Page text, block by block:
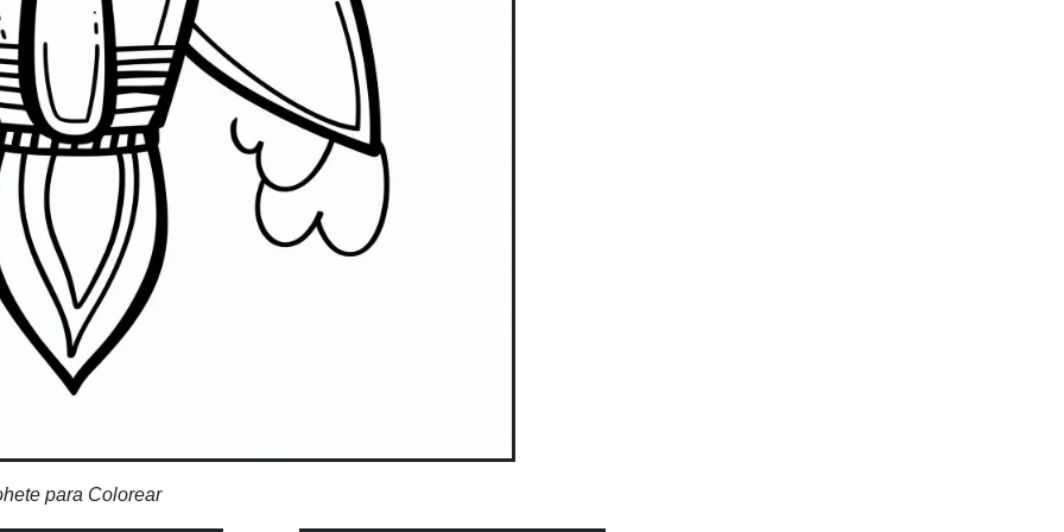
para Colorear